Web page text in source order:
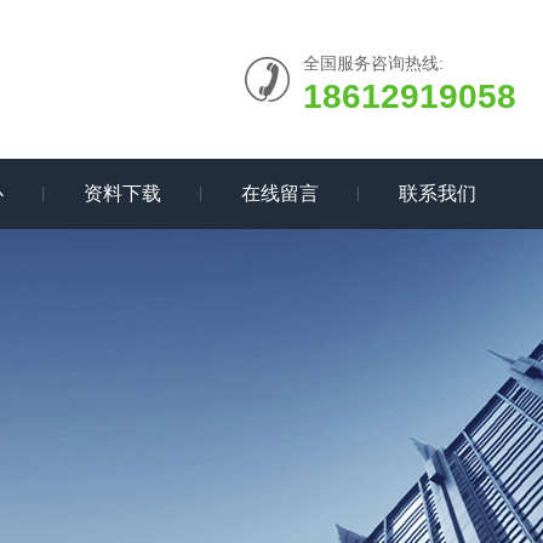
全国服务咨询热线:
18612919058
资料下载 在线留言 联系我们